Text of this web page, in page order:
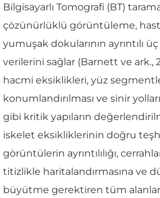
Bilgisayarlı Tomografi (BT)
çözünürlüklü görüntüleme,
yumuşak dokularının ayrıntılı
verilerini sağlar (Barnett ve ark.,
hacmi eksiklikleri, yüz
konumlandırılması ve sinir
gibi kritik yapıların
iskelet eksikliklerinin doğru
görüntülerin ayrıntılılığı,
titizlikle haritalandırmasına ve
büyütme gerektiren tüm